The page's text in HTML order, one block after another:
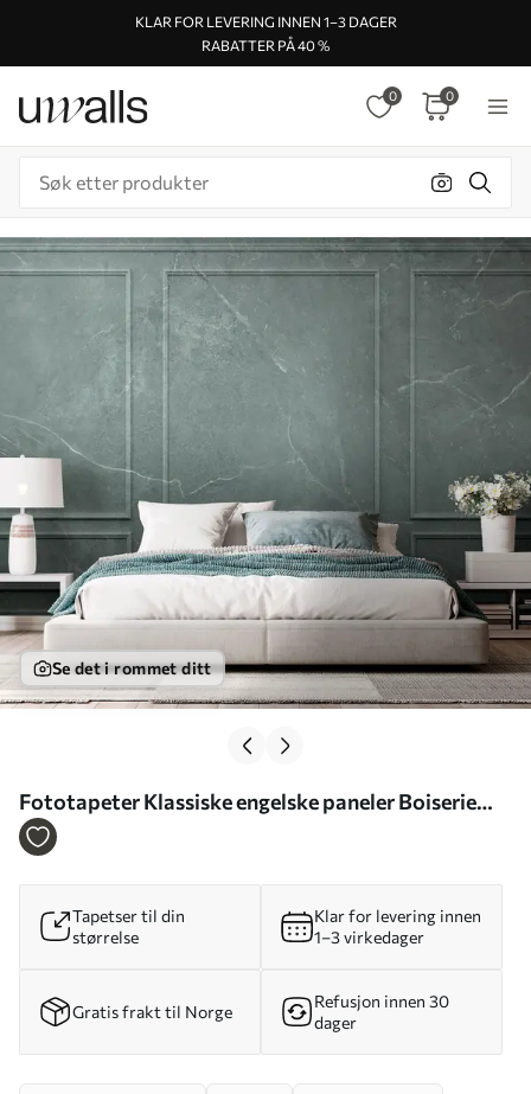
KLAR FOR LEVERING INNEN 1–3 DAGER
RABATTER PÅ 40 %
0 0
Se det i rommet ditt
Fototapeter Klassiske engelske paneler Boiserie
marmorstruktur Nr. u96929
Tapetser til din
størrelse
Klar for levering innen
1–3 virkedager
Gratis frakt til Norge
Refusjon innen 30
dager